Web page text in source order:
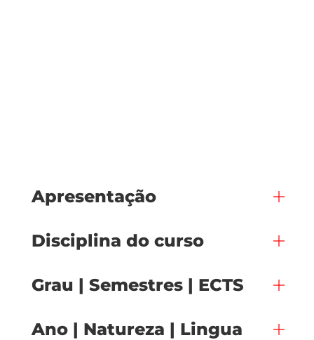
Apresentação
Disciplina do curso
Grau | Semestres | ECTS
Ano | Natureza | Lingua